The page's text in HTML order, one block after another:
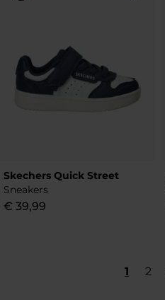
Skechers Quick Street
Sneakers
€ 39,99
1 2